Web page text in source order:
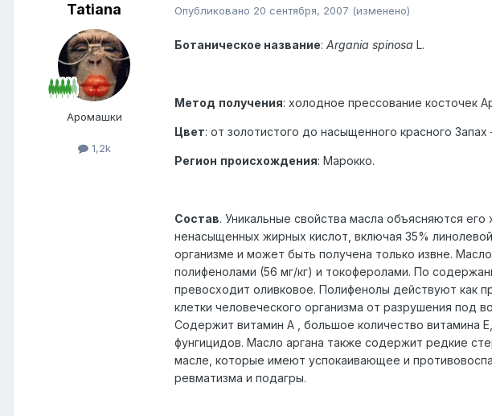
Tatiana
Аромашки
1,2k
Опубликовано 20 сентября, 2007 (изменено)
Ботаническое название: Argania spinosa L.
Метод получения: холодное прессование косточек
Цвет: от золотистого до насыщенного красного
Регион происхождения: Марокко.
Состав. Уникальные свойства масла объясняются
ненасыщенных жирных кислот, включая 35%
организме и может быть получена только извне.
полифенолами (56 мг/кг) и токоферолами. По
превосходит оливковое. Полифенолы действуют как
клетки человеческого организма от разрушения под
Содержит витамин А , большое количество витамина
фунгицидов. Масло аргана также содержит редкие
масле, которые имеют успокаивающее и
ревматизма и подагры.